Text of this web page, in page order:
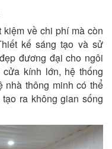
về chi phí mà còn
kế sáng tạo và sử
đương đại cho ngôi
kính lớn, hệ thống
nhà thông minh có thể
ra không gian sống